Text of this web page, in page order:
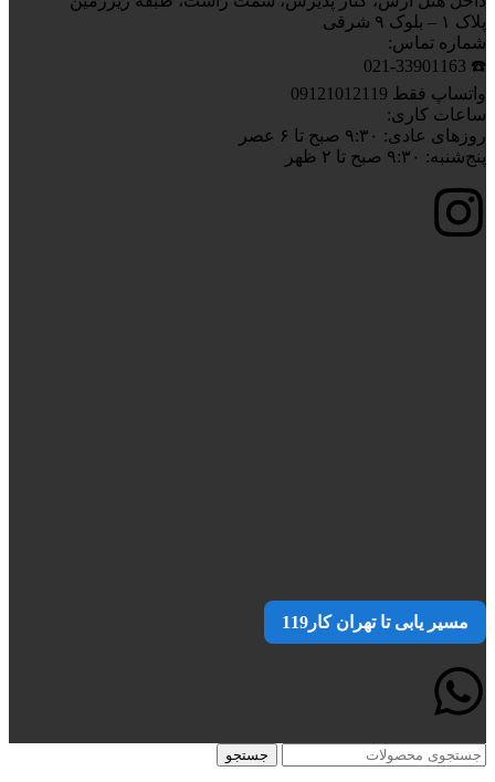
پلاک ۱ – بلوک ۹ شرقی
شماره تماس:
☎️ 021-33901163
واتساپ فقط 09121012119
ساعات کاری:
روزهای عادی: ۹:۳۰ صبح تا ۶ عصر
پنج‌شنبه: ۹:۳۰ صبح تا ۲ ظهر
مسیر یابی تا تهران کار119
جستجو